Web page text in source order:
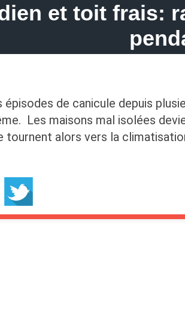
et toit frais:
épisodes de canicule depuis
Les maisons mal isolées
tournent alors vers la